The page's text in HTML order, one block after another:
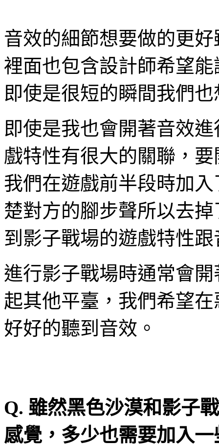
音效的細節想要做的更
裡面也包含設計師希望
即使是很短的瞬間我們
即使是我也會開著音效
戲特性有很大的關聯，
我們在遊戲前半段時加
楚對方的腳步聲所以去
到影子戰場的遊戲特性
進行影子戰場時通常會
起其他平臺，我們希望
好好的聽到音效。
Q. 雖然黑色沙漠和影子
感覺，多少也需要加入一